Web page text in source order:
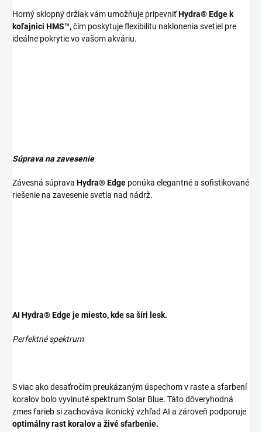
Horný sklopný držiak vám umožňuje pripevniťHydra® Edge k
koľajnici HMS™,čím poskytuje flexibilitu naklonenia svetiel pre
ideálne pokrytie vo vašom akváriu.
Súprava na zavesenie
Závesná súprava Hydra® Edge ponúka elegantné a sofistikované
riešenie na zavesenie svetla nad nádrž.
AI Hydra® Edge je miesto, kde sa šíri lesk.
Perfektné spektrum
S viac ako desaťročím preukázaným úspechom v raste a sfarbení
koralov bolo vyvinuté spektrum Solar Blue. Táto dôveryhodná
zmes farieb si zachováva ikonický vzhľad AI a zároveň podporuje
optimálny rast koralov a živé sfarbenie.